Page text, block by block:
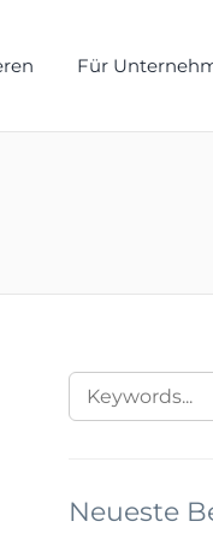
Für
SEARCH
FOR:
Neueste